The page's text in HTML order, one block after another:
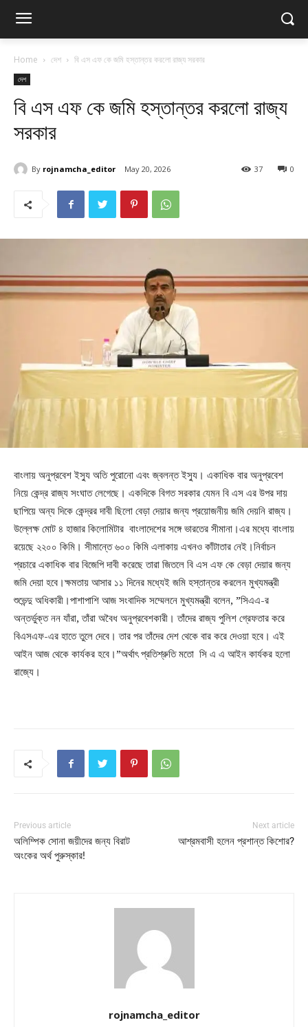
Home দেশ বি এস এফ কে জমি হস্তান্তর করলো রাজ্য সরকার
দেশ
বি এস এফ কে জমি হস্তান্তর করলো রাজ্য
সরকার
By rojnamcha_editor May 20, 2026 0
37
বাংলায় অনুপ্রবেশ ইস্যু অতি পুরোনো এবং জ্বলন্ত ইস্যু। একাধিক বার অনুপ্রবেশ
নিয়ে কেন্দ্র রাজ্য সংঘাত লেগেছে। একদিকে বিগত সরকার যেমন বি এস এর উপর দায়
ছাপিয়ে অন্য দিকে কেন্দ্রর দাবী ছিলো বেড়া দেয়ার জন্য প্রয়োজনীয় জমি দেয়নি রাজ্য।
উল্লেক্ষ মোট ৪ হাজার কিলোমিটার বাংলাদেশের সঙ্গে ভারতের সীমানা।এর মধ্যে বাংলায়
রয়েছে ২২০০ কিমি। সীমান্তে ৬০০ কিমি এলাকায় এখনও কাঁটাতার নেই।নির্বাচন
প্রচারে একাধিক বার বিজেপি দাবী করেছে তারা জিতলে বি এস এফ কে বেড়া দেয়ার জন্য
জমি দেয়া হবে।ক্ষমতায় আসার ১১ দিনের মধ্যেই জমি হস্তান্তর করলেন মুখ্যমন্ত্রী
শুভেন্দু অধিকারী।পাশাপাশি আজ সংবাদিক সম্মেলনে মুখ্যমন্ত্রী বলেন, ”সিএএ-র
অন্তর্ভুক্ত নন যাঁরা, তাঁরা অবৈধ অনুপ্রবেশকারী। তাঁদের রাজ্য পুলিশ গ্রেফতার করে
বিএসএফ-এর হাতে তুলে দেবে। তার পর তাঁদের দেশ থেকে বার করে দেওয়া হবে। এই
আইন আজ থেকে কার্যকর হবে।”অর্থাৎ প্রতিশ্রুতি মতো সি এ এ আইন কার্যকর হলো
রাজ্যে।
Previous article
অলিম্পিক সোনা জয়ীদের জন্য বিরাট
অংকের অর্থ পুরুস্কার!
Next article
আশ্রমবাসী হলেন প্রশান্ত কিশোর?
rojnamcha_editor